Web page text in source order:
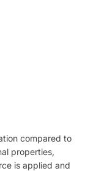
compared to
properties,
is applied and